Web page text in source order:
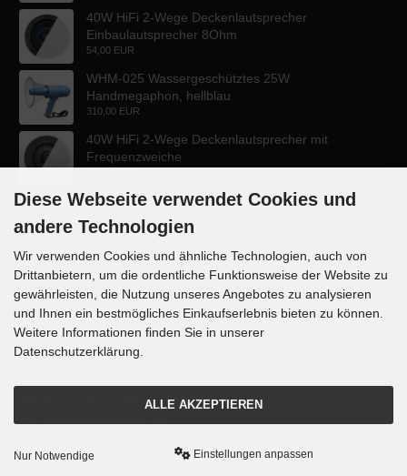
40W HiFi 2-Wege Deckenlautsprecher
Einbaulautsprecher 8Ohm
54,00 EUR
WHM-025 Wassergeschütztes 25W
Handmegaphon, hellblau
310,00 EUR
40W HiFi 2-Wege Deckenlautsprecher mit
Frequenzweiche
KONTAKT
Lautsprecher-OnlineShop.de
Rübekampstr. 35
46117 Oberhausen
Telefon +49 (0) 208 / 874188
Email info@danyluk.de
mod
Diese Webseite verwendet Cookies und
andere Technologien
Wir verwenden Cookies und ähnliche Technologien, auch von
Drittanbietern, um die ordentliche Funktionsweise der Website zu
gewährleisten, die Nutzung unseres Angebotes zu analysieren
und Ihnen ein bestmögliches Einkaufserlebnis bieten zu können.
Weitere Informationen finden Sie in unserer
Datenschutzerklärung.
ALLE AKZEPTIEREN
Nur Notwendige Einstellungen anpassen